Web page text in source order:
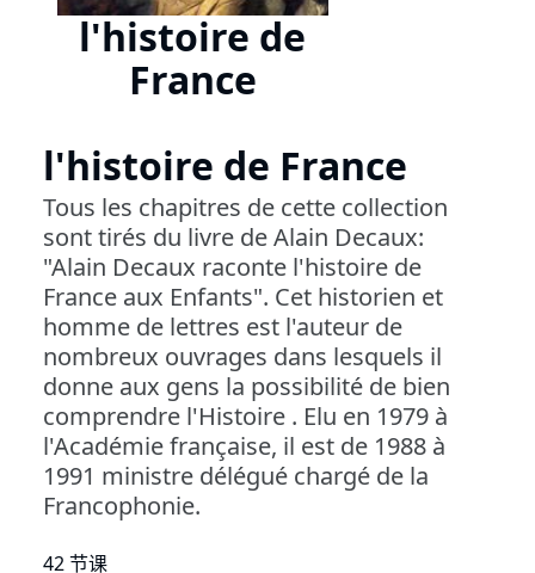
l'histoire de
France
l'histoire de France
Tous les chapitres de cette collection
sont tirés du livre de Alain Decaux:
"Alain Decaux raconte l'histoire de
France aux Enfants". Cet historien et
homme de lettres est l'auteur de
nombreux ouvrages dans lesquels il
donne aux gens la possibilité de bien
comprendre l'Histoire . Elu en 1979 à
l'Académie française, il est de 1988 à
1991 ministre délégué chargé de la
Francophonie.
42 节课